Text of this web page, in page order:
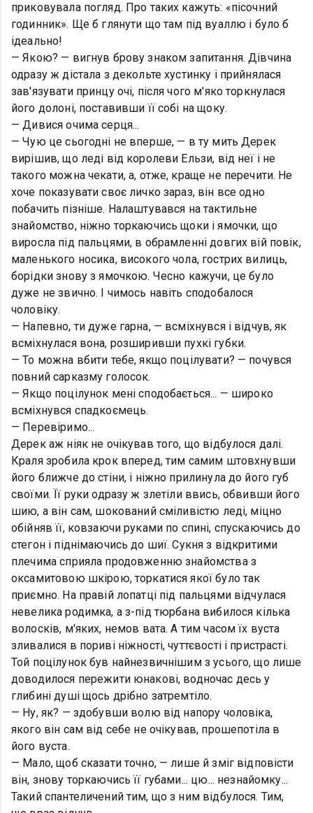
приковувала погляд. Про таких кажуть: «пісочний
годинник». Ще б глянути що там під вуаллю і було б
ідеально!
— Якою? — вигнув брову знаком запитання. Дівчина
одразу ж дістала з декольте хустинку і прийнялася
зав'язувати принцу очі, після чого м'яко торкнулася
його долоні, поставивши її собі на щоку.
— Дивися очима серця...
— Чую це сьогодні не вперше, — в ту мить Дерек
вирішив, що леді від королеви Ельзи, від неї і не
такого можна чекати, а, отже, краще не перечити. Не
хоче показувати своє личко зараз, він все одно
побачить пізніше. Налаштувався на тактильне
знайомство, ніжно торкаючись щоки і ямочки, що
виросла під пальцями, в обрамленні довгих вій повік,
маленького носика, високого чола, гострих вилиць,
борідки знову з ямочкою. Чесно кажучи, це було
дуже не звично. І чимось навіть сподобалося
чоловіку.
— Напевно, ти дуже гарна, — всміхнувся і відчув, як
всміхнулася вона, розширивши пухкі губки.
— То можна вбити тебе, якщо поцілувати? — почувся
повний сарказму голосок.
— Якщо поцілунок мені сподобається... — широко
всміхнувся спадкоємець.
— Перевіримо...
Дерек аж ніяк не очікував того, що відбулося далі.
Краля зробила крок вперед, тим самим штовхнувши
його ближче до стіни, і ніжно прилинула до його губ
своїми. Її руки одразу ж злетіли ввись, обвивши його
шию, а він сам, шокований сміливістю леді, міцно
обійняв її, ковзаючи руками по спині, спускаючись до
стегон і піднімаючись до шиї. Сукня з відкритими
плечима сприяла продовженню знайомства з
оксамитовою шкірою, торкатися якої було так
приємно. На правій лопатці під пальцями відчулася
невелика родимка, а з-під тюрбана вибилося кілька
волосків, м'яких, немов вата. А тим часом їх вуста
зливалися в пориві ніжності, чуттєвості і пристрасті.
Той поцілунок був найнезвичнішим з усього, що лише
доводилося пережити юнакові, водночас десь у
глибині душі щось дрібно затремтіло.
— Ну, як? — здобувши волю від напору чоловіка,
якого він сам від себе не очікував, прошепотіла в
його вуста.
— Мало, щоб сказати точно, — лише й зміг відповісти
він, знову торкаючись її губами... цю... незнайомку...
Такий спантеличений тим, що з ним відбулося. Тим,